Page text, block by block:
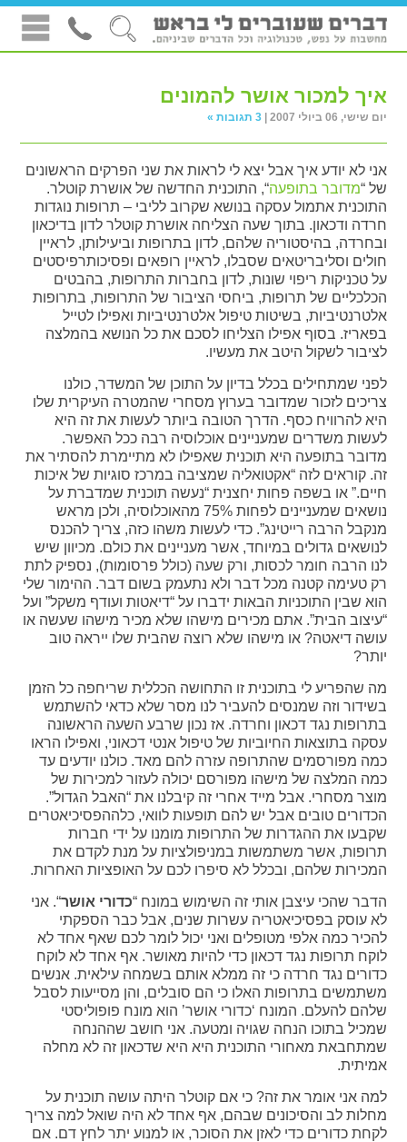
איך למכור אושר להמונים
יום שישי, 06 ביולי 2007 | 3 תגובות »
אני לא יודע איך אבל יצא לי לראות את שני הפרקים הראשונים
של “מדובר בתופעה“, התוכנית החדשה של אושרת קוטלר.
התוכנית אתמול עסקה בנושא שקרוב לליבי – תרופות נוגדות
חרדה ודכאון. בתוך שעה הצליחה אושרת קוטלר לדון בדיכאון
ובחרדה, בהיסטוריה שלהם, לדון בתרופות וביעילותן, לראיין
חולים וסליבריטאים שסבלו, לראיין רופאים ופסיכותרפיסטים
על טכניקות ריפוי שונות, לדון בחברות התרופות, בהבטים
הכלכליים של תרופות, ביחסי הציבור של התרופות, בתרופות
אלטרנטיביות, בשיטות טיפול אלטרנטיביות ואפילו לטייל
בפאריז. בסוף אפילו הצליחו לסכם את כל הנושא בהמלצה
לציבור לשקול היטב את מעשיו.
לפני שמתחילים בכלל בדיון על התוכן של המשדר, כולנו
צריכים לזכור שמדובר בערוץ מסחרי שהמטרה העיקרית שלו
היא להרוויח כסף. הדרך הטובה ביותר לעשות את זה היא
לעשות משדרים שמעניינים אוכלוסיה רבה ככל האפשר.
מדובר בתופעה היא תוכנית שאפילו לא מתיימרת להסתיר את
זה. קוראים לזה “אקטואליה שמציבה במרכז סוגיות של איכות
חיים.” או בשפה פחות יחצנית “נעשה תוכנית שמדברת על
נושאים שמעניינים לפחות 75% מהאוכלוסיה, ולכן מראש
מנקבל הרבה רייטינג”. כדי לעשות משהו כזה, צריך להכנס
לנושאים גדולים במיוחד, אשר מעניינים את כולם. מכיוון שיש
לנו הרבה חומר לכסות, ורק שעה (כולל פרסומות), נספיק לתת
רק טעימה קטנה מכל דבר ולא נתעמק בשום דבר. ההימור שלי
הוא שבין התוכניות הבאות ידברו על “דיאטות ועודף משקל” ועל
“עיצוב הבית”. אתם מכירים מישהו שלא מכיר מישהו שעשה או
עושה דיאטה? או מישהו שלא רוצה שהבית שלו ייראה טוב
יותר?
מה שהפריע לי בתוכנית זו התחושה הכללית שריחפה כל הזמן
בשידור וזה שמנסים להעביר לנו מסר שלא כדאי להשתמש
בתרופות נגד דכאון וחרדה. אז נכון שרבע השעה הראשונה
עסקה בתוצאות החיוביות של טיפול אנטי דכאוני, ואפילו הראו
כמה מפורסמים שהתרופה עזרה להם מאד. כולנו יודעים עד
כמה המלצה של מישהו מפורסם יכולה לעזור למכירות של
מוצר מסחרי. אבל מייד אחרי זה קיבלנו את “האבל הגדול”.
הכדורים טובים אבל יש להם תופעות לוואי, כלההפסיכיאטרים
שקבעו את ההגדרות של התרופות מומנו על ידי חברות
תרופות, אשר משתמשות במניפולציות על מנת לקדם את
המכירות שלהם, ובכלל לא סיפרו לכם על האופציות האחרות.
הדבר שהכי עיצבן אותי זה השימוש במונח “כדורי אושר“. אני
לא עוסק בפסיכיאטריה עשרות שנים, אבל כבר הספקתי
להכיר כמה אלפי מטופלים ואני יכול לומר לכם שאף אחד לא
לוקח תרופות נגד דכאון כדי להיות מאושר. אף אחד לא לוקח
כדורים נגד חרדה כי זה ממלא אותם בשמחה עילאית. אנשים
משתמשים בתרופות האלו כי הם סובלים, והן מסייעות לסבל
שלהם להעלם. המונח ‘כדורי אושר’ הוא מונח פופוליסטי
שמכיל בתוכו הנחה שגויה ומטעה. אני חושב שההנחה
שמתחבאת מאחורי התוכנית היא היא שדכאון זה לא מחלה
אמיתית.
למה אני אומר את זה? כי אם קוטלר היתה עושה תוכנית על
מחלות לב והסיכונים שבהם, אף אחד לא היה שואל למה צריך
לקחת כדורים כדי לאזן את הסוכר, או למנוע יתר לחץ דם. אם